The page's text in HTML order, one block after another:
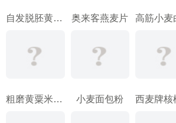
自发脱胚黄玉米粗面 奥来客燕麦片
粗磨黄粟米自发粉 小麦面包粉